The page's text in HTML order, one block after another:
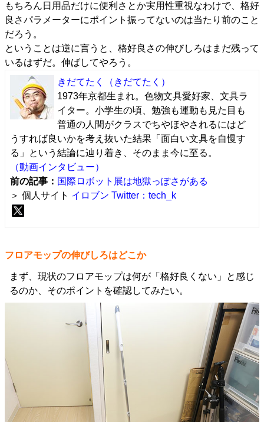
もちろん日用品だけに便利さとか実用性重視なわけで、格好
良さパラメーターにポイント振ってないのは当たり前のこと
だろう。
ということは逆に言うと、格好良さの伸びしろはまだ残って
いるはずだ。伸ばしてやろう。
きだてたく
（きだてたく）
1973年京都生まれ。色物文具愛好家、文具ラ
イター。小学生の頃、勉強も運動も見た目も
普通の人間がクラスでちやほやされるにはど
うすれば良いかを考え抜いた結果「面白い文具を自慢す
る」という結論に辿り着き、そのまま今に至る。
（動画インタビュー）
前の記事： 国際ロボット展は地獄っぽさがある
＞ 個人サイト イロブン Twitter：tech_k
フロアモップの伸びしろはどこか
まず、現状のフロアモップは何が「格好良くない」と感じ
るのか、そのポイントを確認してみたい。